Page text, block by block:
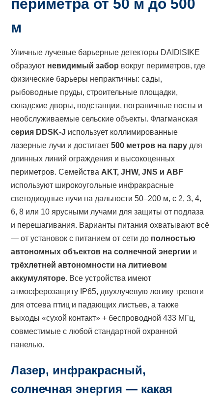
периметра от 50 м до 500
м
Уличные лучевые барьерные детекторы DAIDISIKE
образуют невидимый забор вокруг периметров, где
физические барьеры непрактичны: сады,
рыбоводные пруды, строительные площадки,
складские дворы, подстанции, пограничные посты и
необслуживаемые сельские объекты. Флагманская
серия DDSK-J использует коллимированные
лазерные лучи и достигает 500 метров на пару для
длинных линий ограждения и высокоценных
периметров. Семейства AKT, JHW, JNS и ABF
используют широкоугольные инфракрасные
светодиодные лучи на дальности 50–200 м, с 2, 3, 4,
6, 8 или 10 ярусными лучами для защиты от подлаза
и перешагивания. Варианты питания охватывают всё
— от установок с питанием от сети до полностью
автономных объектов на солнечной энергии и
трёхлетней автономности на литиевом
аккумуляторе. Все устройства имеют
атмосферозащиту IP65, двухлучевую логику тревоги
для отсева птиц и падающих листьев, а также
выходы «сухой контакт» + беспроводной 433 МГц,
совместимые с любой стандартной охранной
панелью.
Лазер, инфракрасный,
солнечная энергия — какая